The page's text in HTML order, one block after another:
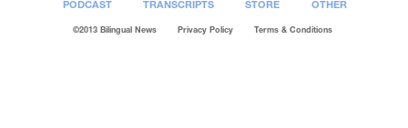
PODCAST TRANSCRIPTS STORE OTHER
©2013 Bilingual News Privacy Policy Terms & Conditions